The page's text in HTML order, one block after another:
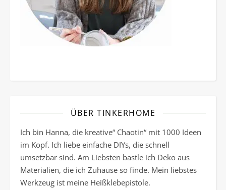
ÜBER TINKERHOME
Ich bin Hanna, die kreative“ Chaotin“ mit 1000 Ideen
im Kopf. Ich liebe einfache DIYs, die schnell
umsetzbar sind. Am Liebsten bastle ich Deko aus
Materialien, die ich Zuhause so finde. Mein liebstes
Werkzeug ist meine Heißklebepistole.